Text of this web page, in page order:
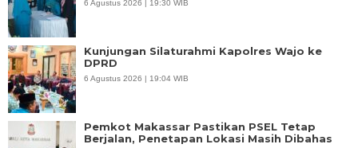
6 Agustus 2026 | 19:30 WIB
Kunjungan Silaturahmi Kapolres Wajo ke
DPRD
6 Agustus 2026 | 19:04 WIB
Pemkot Makassar Pastikan PSEL Tetap
Berjalan, Penetapan Lokasi Masih Dibahas